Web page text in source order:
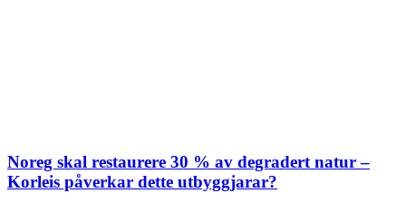
Noreg skal restaurere 30 % av degradert natur –
Korleis påverkar dette utbyggjarar?